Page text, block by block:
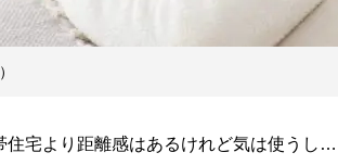
住宅より距離感はあるけれど気は使うし